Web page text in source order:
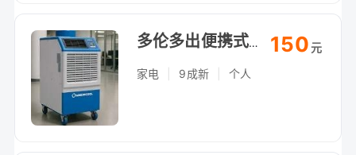
多伦多出便携式空调，制冷快，适合公寓（Arthur Bonner Ave）
家电 9成新 个人
150元